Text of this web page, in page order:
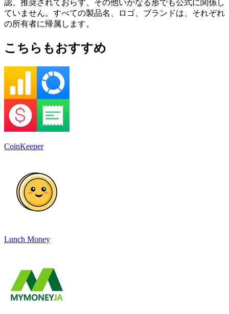
認、推奨されておらず、その他いかなる形でも公式に関係し
ていません。すべての製品名、ロゴ、ブランドは、それぞれ
の所有者に帰属します。
こちらもおすすめ
CoinKeeper
Lunch Money